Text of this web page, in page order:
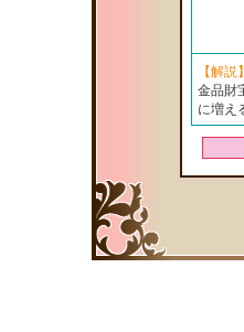
【解説】
金品財
に増え